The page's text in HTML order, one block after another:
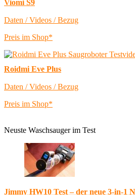
Viomi S9
Daten / Videos / Bezug
Preis im Shop*
Roidmi Eve Plus
Daten / Videos / Bezug
Preis im Shop*
Neuste Waschsauger im Test
Jimmy HW10 Test – der neue 3-in-1